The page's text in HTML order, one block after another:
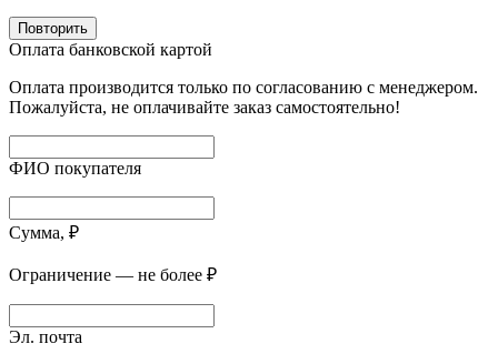
Повторить
Оплата банковской картой
Оплата производится только по согласованию с менеджером.
Пожалуйста, не оплачивайте заказ самостоятельно!
ФИО покупателя
Сумма, ₽
Ограничение — не более ₽
Эл. почта